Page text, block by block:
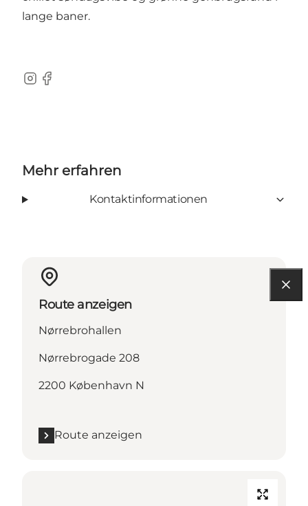
lange baner.
Instagram
Facebook
Mehr erfahren
Kontaktinformationen
Route anzeigen
Nørrebrohallen
Nørrebrogade 208
2200 København N
Route anzeigen